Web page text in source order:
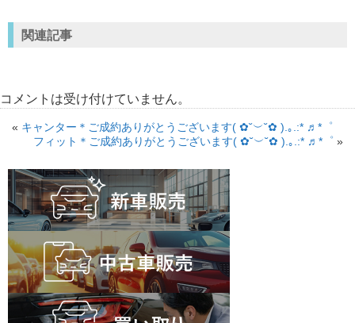
関連記事
コメントは受け付けていません。
« キャンター＊ご成約ありがとうございます( ✿˘︶˘✿ ).｡.:* ♬*゜
フィット＊ご成約ありがとうございます( ✿˘︶˘✿ ).｡.:* ♬*゜ »